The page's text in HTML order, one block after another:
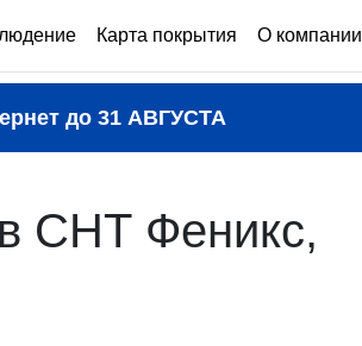
Карта покрытия О компании
до 31 АВГУСТА
СНТ Феникс,